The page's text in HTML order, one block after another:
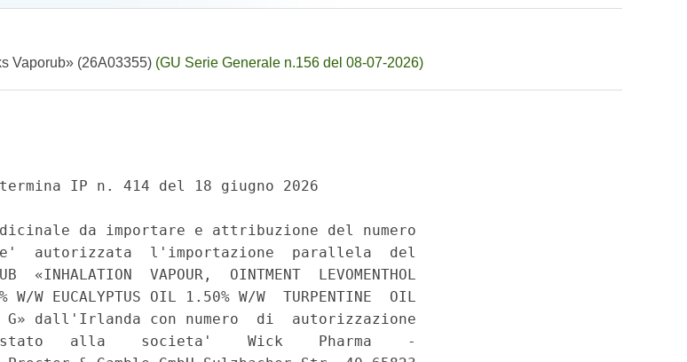
Vaporub» (26A03355) (GU Serie Generale n.156 del 08-07-2026)